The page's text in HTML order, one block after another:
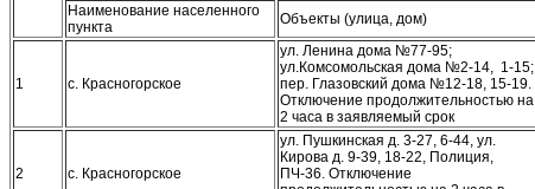
Наименование населенного
пункта
Объекты (улица, дом)
1 с. Красногорское
ул. Ленина дома №77-95;
ул.Комсомольская дома №2-14, 1-15;
пер. Глазовский дома №12-18, 15-19.
Отключение продолжительностью на
2 часа в заявляемый срок
2 с. Красногорское
ул. Пушкинская д. 3-27, 6-44, ул.
Кирова д. 9-39, 18-22, Полиция,
ПЧ-36. Отключение